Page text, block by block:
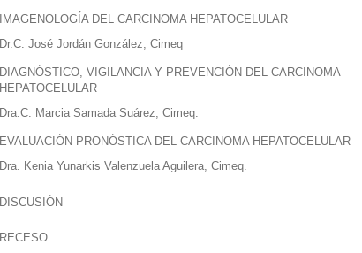
IMAGENOLOGÍA DEL CARCINOMA HEPATOCELULAR
Dr.C. José Jordán González, Cimeq
DIAGNÓSTICO, VIGILANCIA Y PREVENCIÓN DEL CARCINOMA
HEPATOCELULAR
Dra.C. Marcia Samada Suárez, Cimeq.
EVALUACIÓN PRONÓSTICA DEL CARCINOMA HEPATOCELULAR
Dra. Kenia Yunarkis Valenzuela Aguilera, Cimeq.
DISCUSIÓN
RECESO